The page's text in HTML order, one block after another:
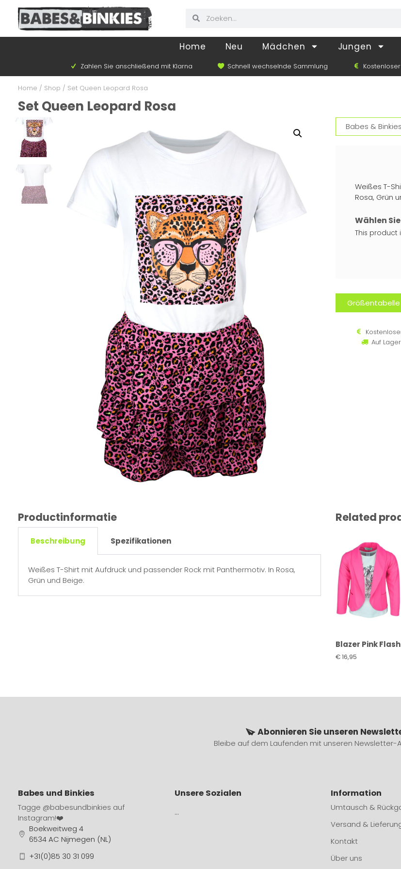
Home Neu Mädchen Jungen
Zahlen Sie anschließend mit Klarna Schnell wechselnde Sammlung
Home / Shop / Set Queen Leopard Rosa
Set Queen Leopard Rosa
Babes & Binkies
Weißes T-
Rosa, Grün
Wählen
This product
Größentabelle
Auf
Productinformatie
Beschreibung Spezifikationen
Weißes T-Shirt mit Aufdruck und passender Rock mit Panthermotiv. In Rosa,
Grün und Beige.
Related
Blazer Pink Flash
€16,95
Abonnieren Sie unseren
Bleibe auf dem Laufenden mit unseren Newsletter-
Babes und Binkies
Tagge @babesundbinkies auf
Instagram!❤️
Boekweitweg 4
6534 AC Nijmegen (NL)
+31(0)85 30 31 099
Unsere Sozialen
…
Information
Umtausch &
Versand &
Kontakt
Über uns